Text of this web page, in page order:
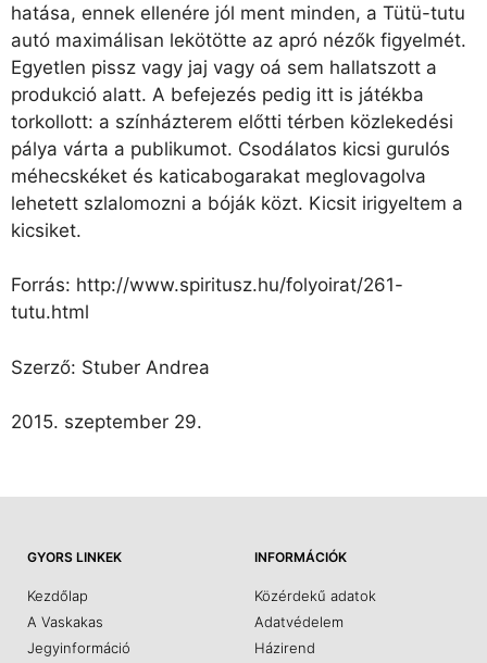
hatása, ennek ellenére jól ment minden, a Tütü-tutu
autó maximálisan lekötötte az apró nézők figyelmét.
Egyetlen pissz vagy jaj vagy oá sem hallatszott a
produkció alatt. A befejezés pedig itt is játékba
torkollott: a színházterem előtti térben közlekedési
pálya várta a publikumot. Csodálatos kicsi gurulós
méhecskéket és katicabogarakat meglovagolva
lehetett szlalomozni a bóják közt. Kicsit irigyeltem a
kicsiket.
Forrás: http://www.spiritusz.hu/folyoirat/261-
tutu.html
Szerző: Stuber Andrea
2015. szeptember 29.
GYORS LINKEK
Kezdőlap
A Vaskakas
Jegyinformáció
INFORMÁCIÓK
Közérdekű adatok
Adatvédelem
Házirend